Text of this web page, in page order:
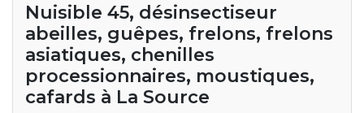
Nuisible 45, désinsectiseur
abeilles, guêpes, frelons, frelons
asiatiques, chenilles
processionnaires, moustiques,
cafards à La Source